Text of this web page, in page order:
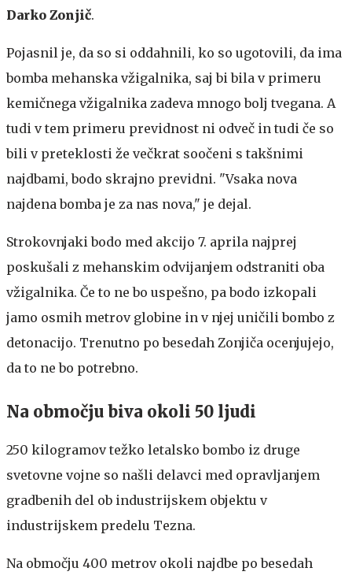
Darko Zonjič.
Pojasnil je, da so si oddahnili, ko so ugotovili, da ima
bomba mehanska vžigalnika, saj bi bila v primeru
kemičnega vžigalnika zadeva mnogo bolj tvegana. A
tudi v tem primeru previdnost ni odveč in tudi če so
bili v preteklosti že večkrat soočeni s takšnimi
najdbami, bodo skrajno previdni. "Vsaka nova
najdena bomba je za nas nova," je dejal.
Strokovnjaki bodo med akcijo 7. aprila najprej
poskušali z mehanskim odvijanjem odstraniti oba
vžigalnika. Če to ne bo uspešno, pa bodo izkopali
jamo osmih metrov globine in v njej uničili bombo z
detonacijo. Trenutno po besedah Zonjiča ocenjujejo,
da to ne bo potrebno.
Na območju biva okoli 50 ljudi
250 kilogramov težko letalsko bombo iz druge
svetovne vojne so našli delavci med opravljanjem
gradbenih del ob industrijskem objektu v
industrijskem predelu Tezna.
Na območju 400 metrov okoli najdbe po besedah